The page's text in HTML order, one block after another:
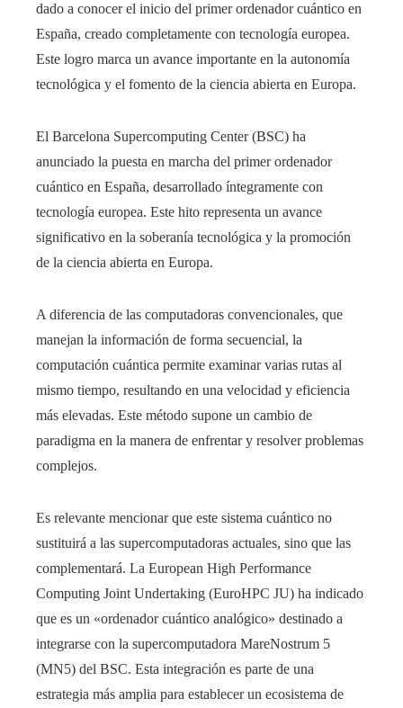
dado a conocer el inicio del primer ordenador cuántico en
España, creado completamente con tecnología europea.
Este logro marca un avance importante en la autonomía
tecnológica y el fomento de la ciencia abierta en Europa.
El Barcelona Supercomputing Center (BSC) ha
anunciado la puesta en marcha del primer ordenador
cuántico en España, desarrollado íntegramente con
tecnología europea. Este hito representa un avance
significativo en la soberanía tecnológica y la promoción
de la ciencia abierta en Europa.
A diferencia de las computadoras convencionales, que
manejan la información de forma secuencial, la
computación cuántica permite examinar varias rutas al
mismo tiempo, resultando en una velocidad y eficiencia
más elevadas. Este método supone un cambio de
paradigma en la manera de enfrentar y resolver problemas
complejos.
Es relevante mencionar que este sistema cuántico no
sustituirá a las supercomputadoras actuales, sino que las
complementará. La European High Performance
Computing Joint Undertaking (EuroHPC JU) ha indicado
que es un «ordenador cuántico analógico» destinado a
integrarse con la supercomputadora MareNostrum 5
(MN5) del BSC. Esta integración es parte de una
estrategia más amplia para establecer un ecosistema de